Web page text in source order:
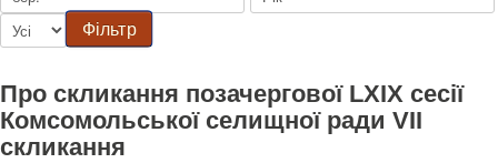
Фільтр
Про скликання позачергової LXIX сесії
Комсомольської селищної ради VII
скликання